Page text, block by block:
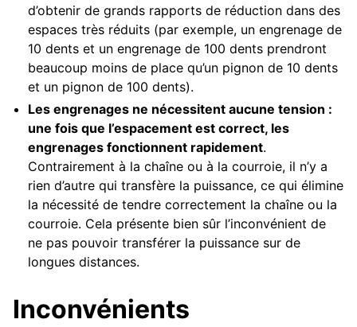
d’obtenir de grands rapports de réduction dans des
espaces très réduits (par exemple, un engrenage de
10 dents et un engrenage de 100 dents prendront
beaucoup moins de place qu’un pignon de 10 dents
et un pignon de 100 dents).
Les engrenages ne nécessitent aucune tension :
une fois que l’espacement est correct, les
engrenages fonctionnent rapidement.
Contrairement à la chaîne ou à la courroie, il n’y a
rien d’autre qui transfère la puissance, ce qui élimine
la nécessité de tendre correctement la chaîne ou la
courroie. Cela présente bien sûr l’inconvénient de
ne pas pouvoir transférer la puissance sur de
longues distances.
Inconvénients